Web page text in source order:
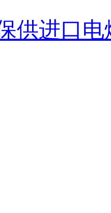
供进口